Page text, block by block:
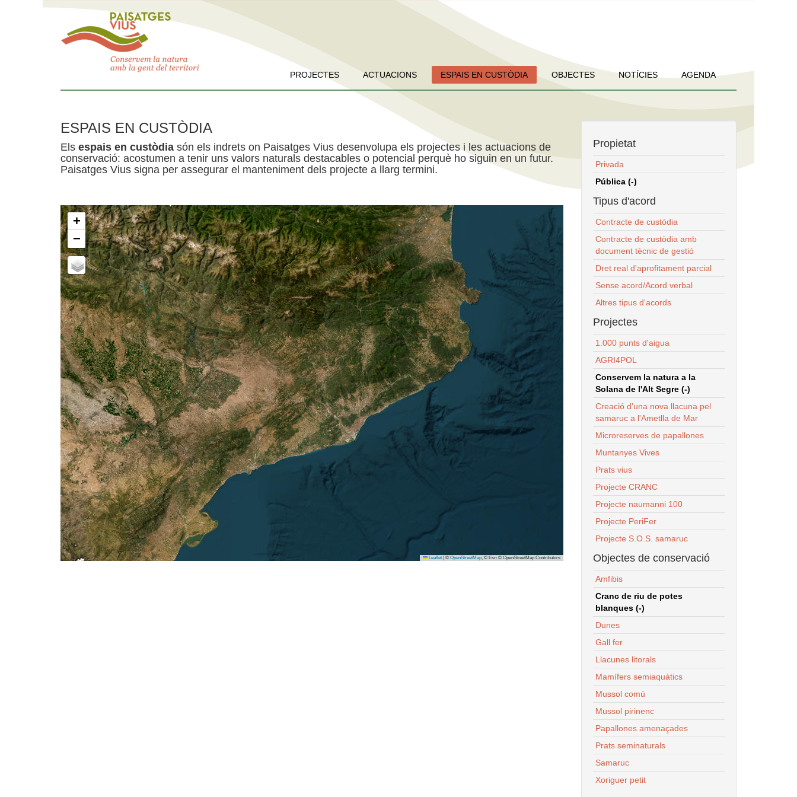
PROJECTES ACTUACIONS ESPAIS EN CUSTÒDIA OBJECTES NOTÍCIES AGENDA
ESPAIS EN CUSTÒDIA
Els espais en custòdia són els indrets on Paisatges Vius desenvolupa els projectes i les actuacions de
conservació: acostumen a tenir uns valors naturals destacables o potencial perquè ho siguin en un futur.
Paisatges Vius signa per assegurar el manteniment dels projecte a llarg termini.
+
−
Leaflet © OpenStreetMap, © Esri © OpenStreetMap Contributors
Propietat
Privada
Pública (-)
Tipus d'acord
Contracte de custòdia
Contracte de custòdia amb
document tècnic de gestió
Dret real d'aprofitament parcial
Sense acord/Acord verbal
Altres tipus d'acords
Projectes
1.000 punts d'aigua
AGRI4POL
Conservem la natura a la
Solana de l'Alt Segre (-)
Creació d'una nova llacuna pel
samaruc a l'Ametlla de Mar
Microreserves de papallones
Muntanyes Vives
Prats vius
Projecte CRANC
Projecte naumanni 100
Projecte PeriFer
Projecte S.O.S. samaruc
Objectes de conservació
Amfibis
Cranc de riu de potes
blanques (-)
Dunes
Gall fer
Llacunes litorals
Mamífers semiaquàtics
Mussol comú
Mussol pirinenc
Papallones amenaçades
Prats seminaturals
Samaruc
Xoriguer petit